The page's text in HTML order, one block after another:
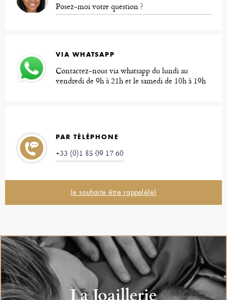
Posez-moi votre question ?
VIA WHATSAPP
Contactez-nous via whatsapp du lundi au
vendredi de 9h à 21h et le samedi de 10h à 19h
PAR TÉLÉPHONE
+33 (0)1 85 09 17 60
Je souhaite être rappelé(e)
La Joaillerie